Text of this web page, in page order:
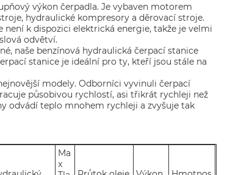
výkon čerpadla. Je vybaven motorem
hydraulické kompresory a děrovací stroje.
k dispozici elektrická energie, takže je velmi
odvětví.
naše benzínová hydraulická čerpací stanice
stanice je ideální pro ty, kteří jsou stále na
modely. Odborníci vyvinuli čerpací
působivou rychlostí, asi třikrát rychleji než
odvádí teplo mnohem rychleji a zvyšuje tak
Ma
x